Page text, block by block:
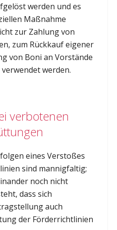
werden und es
Maßnahme
zur Zahlung von
zum Rückkauf eigener
von Boni an Vorstände
werden.
verbotenen
eines Verstoßes
sind mannigfaltig;
noch nicht
dass sich
auch
der Förderrichtlinien